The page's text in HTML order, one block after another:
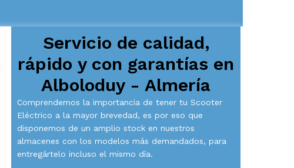
Servicio de calidad,
rápido y con garantías en
Alboloduy - Almería
Comprendemos la importancia de tener tu Scooter
Eléctrico a la mayor brevedad, es por eso que
disponemos de un amplio stock en nuestros
almacenes con los modelos más demandados, para
entregártelo incluso el mismo día.